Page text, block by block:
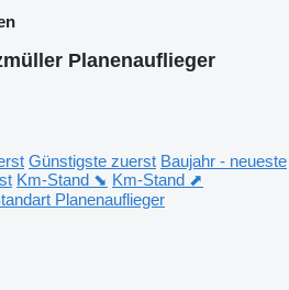
Planenauflieger
Günstigste zuerst Baujahr - neueste
Km-Stand ⬊ Km-Stand ⬈